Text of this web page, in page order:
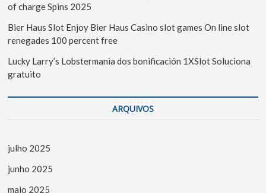
of charge Spins 2025
Bier Haus Slot Enjoy Bier Haus Casino slot games On line slot
renegades 100 percent free
Lucky Larry’s Lobstermania dos bonificación 1XSlot Soluciona
gratuito
ARQUIVOS
julho 2025
junho 2025
maio 2025